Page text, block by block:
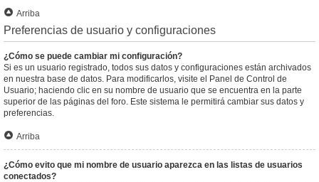
Arriba
Preferencias de usuario y configuraciones
¿Cómo se puede cambiar mi configuración?
Si es un usuario registrado, todos sus datos y configuraciones están archivados
en nuestra base de datos. Para modificarlos, visite el Panel de Control de
Usuario; haciendo clic en su nombre de usuario que se encuentra en la parte
superior de las páginas del foro. Este sistema le permitirá cambiar sus datos y
preferencias.
Arriba
¿Cómo evito que mi nombre de usuario aparezca en las listas de usuarios
conectados?